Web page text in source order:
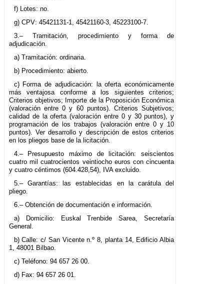
f) Lotes: no.
g) CPV: 45421131-1, 45421160-3, 45223100-7.
3.– Tramitación, procedimiento y forma de
adjudicación.
a) Tramitación: ordinaria.
b) Procedimiento: abierto.
c) Forma de adjudicación: la oferta económicamente
más ventajosa conforme a los siguientes criterios;
Criterios objetivos; Importe de la Proposición Económica
(valoración entre 0 y 60 puntos). Criterios Subjetivos;
calidad de la oferta (valoración entre 0 y 30 puntos), y
programación de los trabajos (valoración entre 0 y 10
puntos). Ver desarrollo y descripción de estos criterios
en los pliegos base de la licitación.
4.– Presupuesto máximo de licitación: seiscientos
cuatro mil cuatrocientos veintiocho euros con cincuenta
y cuatro céntimos (604.428,54), IVA excluido.
5.– Garantías: las establecidas en la carátula del
pliego.
6.– Obtención de documentación e información.
a) Domicilio: Euskal Trenbide Sarea, Secretaría
General.
b) Calle: c/ San Vicente n.º 8, planta 14, Edificio Albia
1, 48001 Bilbao.
c) Teléfono: 94 657 26 00.
d) Fax: 94 657 26 01.